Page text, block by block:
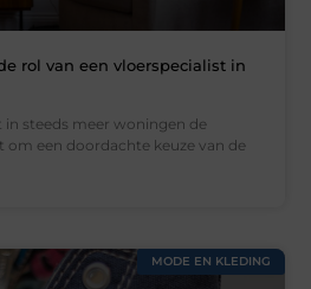
rol van een vloerspecialist in
steeds meer woningen de
om een doordachte keuze van de
MODE EN KLEDING